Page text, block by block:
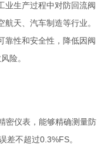
业生产过程中对防回流阀
天、汽车制造等行业。
靠性和安全性，降低因阀
险。
密仪表，能够精确测量防
差不超过0.3%FS。